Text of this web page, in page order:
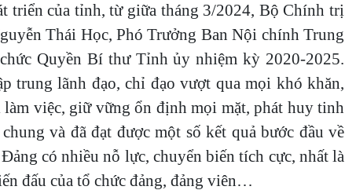
triển của tỉnh, từ giữa tháng 3/2024, Bộ Chính trị
Thái Học, Phó Trưởng Ban Nội chính Trung
Quyền Bí thư Tỉnh ủy nhiệm kỳ 2020-2025.
trung lãnh đạo, chỉ đạo vượt qua mọi khó khăn,
việc, giữ vững ổn định mọi mặt, phát huy tinh
và đã đạt được một số kết quả bước đầu về
có nhiều nỗ lực, chuyển biến tích cực, nhất là
đấu của tổ chức đảng, đảng viên…